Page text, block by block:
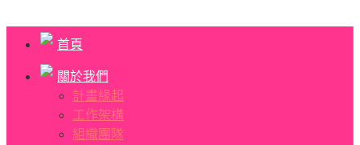
首頁
關於我們
計畫緣起
工作架構
組織團隊